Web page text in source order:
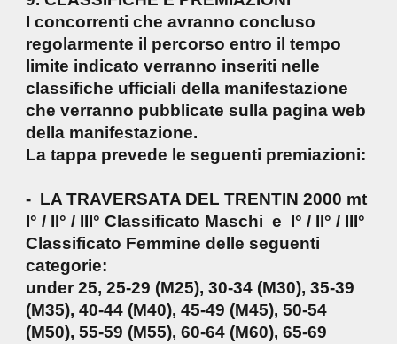
I concorrenti che avranno concluso
regolarmente il percorso entro il tempo
limite indicato verranno inseriti nelle
classifiche ufficiali della manifestazione
che verranno pubblicate sulla pagina web
della manifestazione.
La tappa prevede le seguenti premiazioni:
- LA TRAVERSATA DEL TRENTIN 2000 mt
I° / II° / III° Classificato Maschi e I° / II° / III°
Classificato Femmine delle seguenti
categorie:
under 25, 25-29 (M25), 30-34 (M30), 35-39
(M35), 40-44 (M40), 45-49 (M45), 50-54
(M50), 55-59 (M55), 60-64 (M60), 65-69